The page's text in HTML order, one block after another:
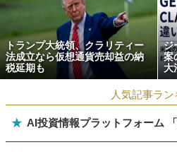
トランプ大統領、クラリティー
法成立なら仮想通貨売却益の納
税延期も
ジ
案
大
人気記事ラ
★ AI投資情報プラットフォーム